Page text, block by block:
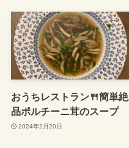
おうちレストラン🍴簡単絶
品ポルチーニ茸のスープ
2024年2月20日